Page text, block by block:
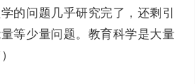
的问题几乎研究完了，还剩引
等少量问题。教育科学是大量